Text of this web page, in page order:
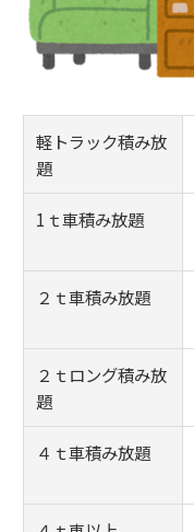
軽トラック積み放
題
1ｔ車積み放題
２ｔ車積み放題
２ｔロング積み放
題
４ｔ車積み放題